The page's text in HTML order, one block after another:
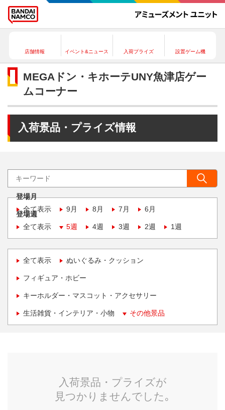
店舗情報 イベント&ニュース 入荷プライズ 設置ゲーム機
MEGAドン・キホーテUNY魚津店ゲー
ムコーナー
入荷景品・プライズ情報
登場月
全て表示
9月 8月 7月 6月
登場週
全て表示
5週 4週 3週 2週 1週
全て表示 ぬいぐるみ・クッション
フィギュア・ホビー
キーホルダー・マスコット・アクセサリー
生活雑貨・インテリア・小物 その他景品